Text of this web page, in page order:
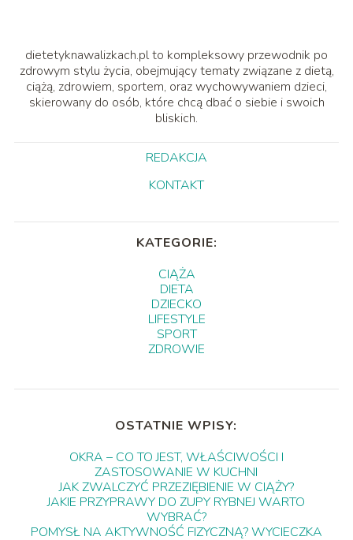
dietetyknawalizkach.pl to kompleksowy przewodnik po
zdrowym stylu życia, obejmujący tematy związane z dietą,
ciążą, zdrowiem, sportem, oraz wychowywaniem dzieci,
skierowany do osób, które chcą dbać o siebie i swoich
bliskich.
REDAKCJA
KONTAKT
KATEGORIE:
CIĄŻA
DIETA
DZIECKO
LIFESTYLE
SPORT
ZDROWIE
OSTATNIE WPISY:
OKRA – CO TO JEST, WŁAŚCIWOŚCI I
ZASTOSOWANIE W KUCHNI
JAK ZWALCZYĆ PRZEZIĘBIENIE W CIĄŻY?
JAKIE PRZYPRAWY DO ZUPY RYBNEJ WARTO
WYBRAĆ?
POMYSŁ NA AKTYWNOŚĆ FIZYCZNĄ? WYCIECZKA